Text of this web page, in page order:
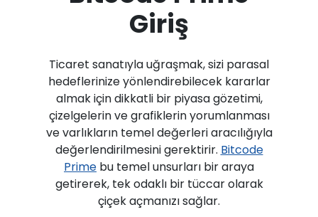
Giriş
Ticaret sanatıyla uğraşmak, sizi parasal
hedeflerinize yönlendirebilecek kararlar
almak için dikkatli bir piyasa gözetimi,
çizelgelerin ve grafiklerin yorumlanması
ve varlıkların temel değerleri aracılığıyla
değerlendirilmesini gerektirir. Bitcode
Prime bu temel unsurları bir araya
getirerek, tek odaklı bir tüccar olarak
çiçek açmanızı sağlar.